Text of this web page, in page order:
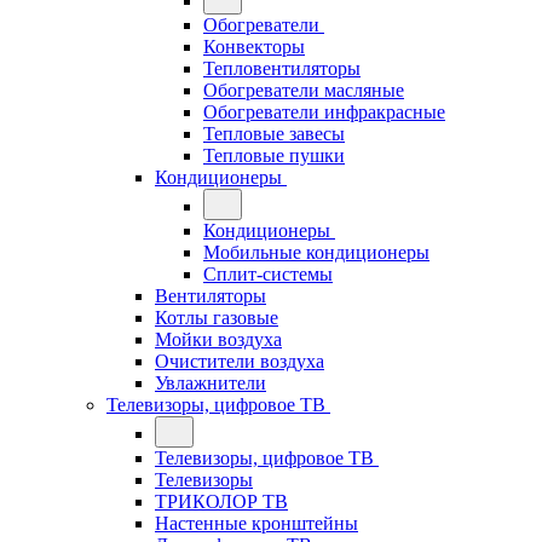
Обогреватели
Конвекторы
Тепловентиляторы
Обогреватели масляные
Обогреватели инфракрасные
Тепловые завесы
Тепловые пушки
Кондиционеры
Кондиционеры
Мобильные кондиционеры
Сплит-системы
Вентиляторы
Котлы газовые
Мойки воздуха
Очистители воздуха
Увлажнители
Телевизоры, цифровое ТВ
Телевизоры, цифровое ТВ
Телевизоры
ТРИКОЛОР ТВ
Настенные кронштейны